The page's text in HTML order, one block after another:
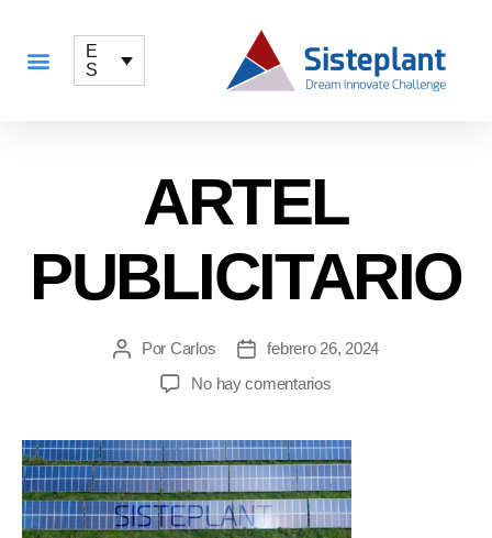
E
S
ARTEL
PUBLICITARIO
Por Carlos
febrero 26, 2024
No hay comentarios